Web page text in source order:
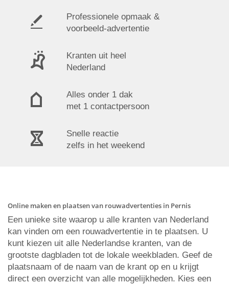
Professionele opmaak &
voorbeeld-advertentie
Kranten uit heel
Nederland
Alles onder 1 dak
met 1 contactpersoon
Snelle reactie
zelfs in het weekend
Online maken en plaatsen van rouwadvertenties in Pernis
Een unieke site waarop u alle kranten van Nederland
kan vinden om een rouwadvertentie in te plaatsen. U
kunt kiezen uit alle Nederlandse kranten, van de
grootste dagbladen tot de lokale weekbladen. Geef de
plaatsnaam of de naam van de krant op en u krijgt
direct een overzicht van alle mogelijkheden. Kies een